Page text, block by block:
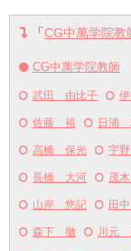
「CG中萬学院教
CG中萬学院教師
武田 由比子
佐藤 裕 日浦
高橋 保光 宇
長橋 大河 茂
山岸 悠記 田
森下 徹 川元